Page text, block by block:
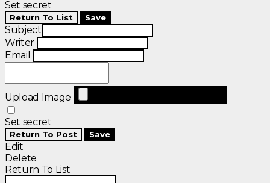
Set secret
Return To List Save
Subject
Writer
Email
Upload Image
Set secret
Return To Post Save
Edit
Delete
Return To List